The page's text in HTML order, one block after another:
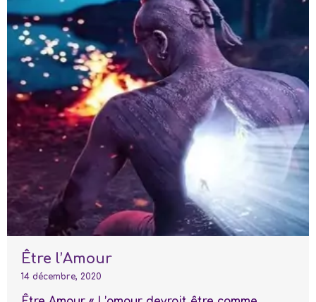
Être l’Amour
14 décembre, 2020